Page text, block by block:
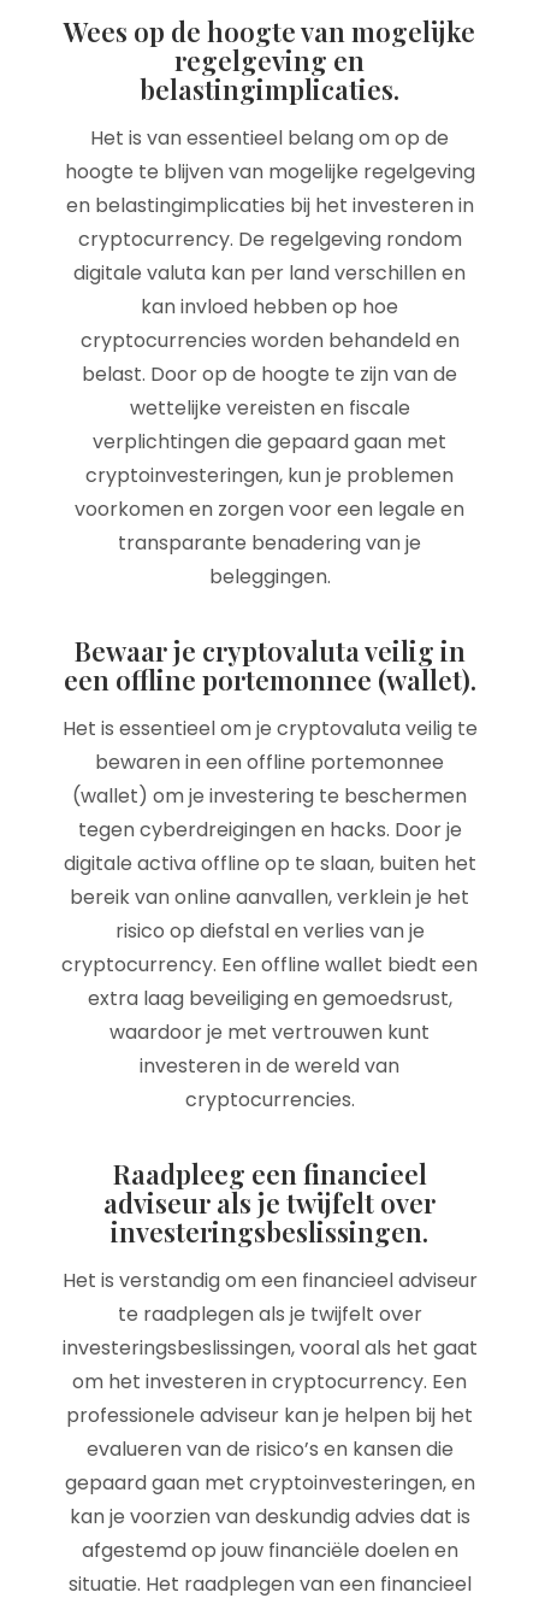
Wees op de hoogte van mogelijke
regelgeving en
belastingimplicaties.
Het is van essentieel belang om op de
hoogte te blijven van mogelijke regelgeving
en belastingimplicaties bij het investeren in
cryptocurrency. De regelgeving rondom
digitale valuta kan per land verschillen en
kan invloed hebben op hoe
cryptocurrencies worden behandeld en
belast. Door op de hoogte te zijn van de
wettelijke vereisten en fiscale
verplichtingen die gepaard gaan met
cryptoinvesteringen, kun je problemen
voorkomen en zorgen voor een legale en
transparante benadering van je
beleggingen.
Bewaar je cryptovaluta veilig in
een offline portemonnee (wallet).
Het is essentieel om je cryptovaluta veilig te
bewaren in een offline portemonnee
(wallet) om je investering te beschermen
tegen cyberdreigingen en hacks. Door je
digitale activa offline op te slaan, buiten het
bereik van online aanvallen, verklein je het
risico op diefstal en verlies van je
cryptocurrency. Een offline wallet biedt een
extra laag beveiliging en gemoedsrust,
waardoor je met vertrouwen kunt
investeren in de wereld van
cryptocurrencies.
Raadpleeg een financieel
adviseur als je twijfelt over
investeringsbeslissingen.
Het is verstandig om een financieel adviseur
te raadplegen als je twijfelt over
investeringsbeslissingen, vooral als het gaat
om het investeren in cryptocurrency. Een
professionele adviseur kan je helpen bij het
evalueren van de risico’s en kansen die
gepaard gaan met cryptoinvesteringen, en
kan je voorzien van deskundig advies dat is
afgestemd op jouw financiële doelen en
situatie. Het raadplegen van een financieel